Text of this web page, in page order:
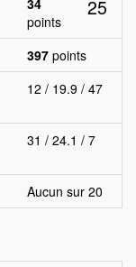
34
points
25
397 points
12 / 19.9 / 47
31 / 24.1 / 7
Aucun sur 20